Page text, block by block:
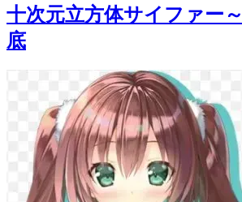
十次元立方体サイファー
底